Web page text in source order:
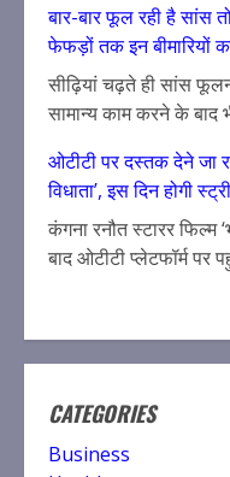
बार-बार फूल रही है
फेफड़ों तक इन बीमारियों
सीढ़ियां चढ़ते ही सांस
सामान्य काम करने के बाद
ओटीटी पर दस्तक देने जा
विधाता’, इस दिन होगी
कंगना रनौत स्टारर फिल्म
बाद ओटीटी प्लेटफॉर्म पर
CATEGORIES
Business